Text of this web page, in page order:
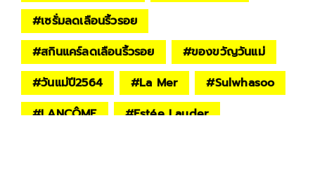
#เซรั่มลดเลือนริ้วรอย
#สกินแคร์ลดเลือนริ้วรอย #ของขวัญวันแม่
#วันแม่ปี2564 #La Mer #Sulwhasoo
#LANCÔME #Estée Lauder